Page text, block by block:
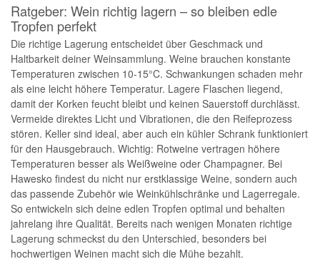
Ratgeber: Wein richtig lagern – so bleiben edle
Tropfen perfekt
Die richtige Lagerung entscheidet über Geschmack und
Haltbarkeit deiner Weinsammlung. Weine brauchen konstante
Temperaturen zwischen 10-15°C. Schwankungen schaden mehr
als eine leicht höhere Temperatur. Lagere Flaschen liegend,
damit der Korken feucht bleibt und keinen Sauerstoff durchlässt.
Vermeide direktes Licht und Vibrationen, die den Reifeprozess
stören. Keller sind ideal, aber auch ein kühler Schrank funktioniert
für den Hausgebrauch. Wichtig: Rotweine vertragen höhere
Temperaturen besser als Weißweine oder Champagner. Bei
Hawesko findest du nicht nur erstklassige Weine, sondern auch
das passende Zubehör wie Weinkühlschränke und Lagerregale.
So entwickeln sich deine edlen Tropfen optimal und behalten
jahrelang ihre Qualität. Bereits nach wenigen Monaten richtige
Lagerung schmeckst du den Unterschied, besonders bei
hochwertigen Weinen macht sich die Mühe bezahlt.